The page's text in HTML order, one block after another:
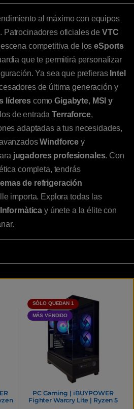
al máximo con equipos
. Patrocinadores oficiales de VTC
competitiva de loseSports
que te permitirá personalizar
Ya sea que prefierasIntel
de última generación y
líderescomoGigabyte, MSI y
de entradaTerraforce,
adaptadas a tus necesidades,
Windforce y
jugadores profesionales. Con
completa, tendrás
de refrigeración
importa. Explora todas las
y únete a la élite con
SÓLO QUEDAN 1
MÁS VENDIDO
PC Gaming | iBUYPOWER
Fighter Warcry Lite | Ryzen 5